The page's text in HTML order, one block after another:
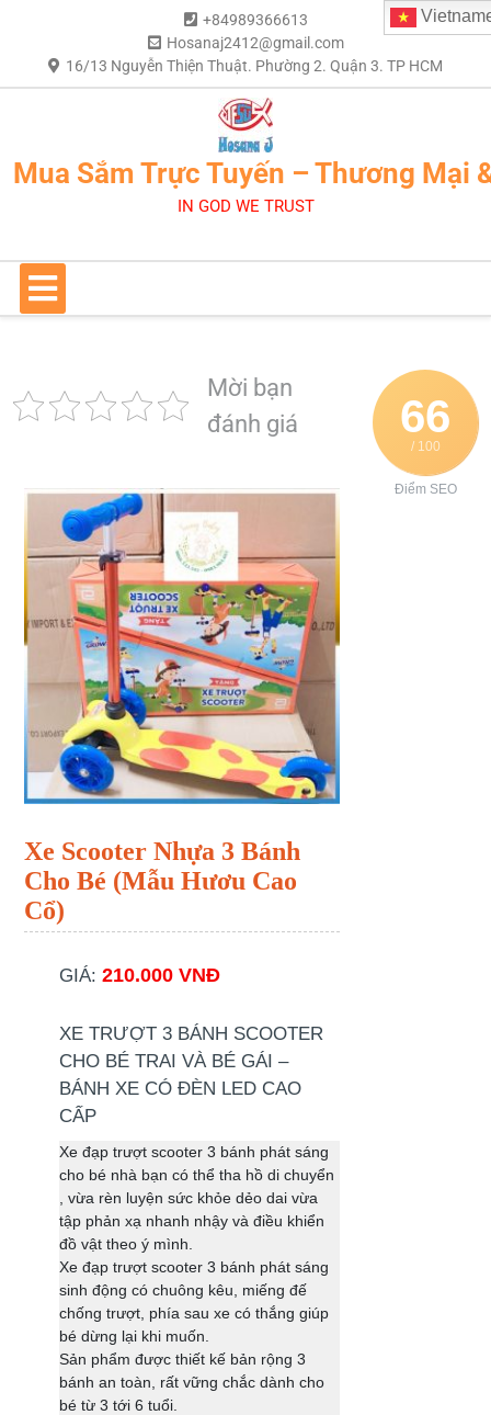
+84989366613
Hosanaj2412@gmail.com
16/13 Nguyễn Thiện Thuật. Phường 2. Quận 3. TP HCM
Mua Sắm Trực Tuyến – Thương Mại
IN GOD WE TRUST
66
/ 100
Điểm SEO
Mời bạn
đánh giá
Xe Scooter Nhựa 3 Bánh
Cho Bé (Mẫu Hươu Cao
Cổ)
GIÁ: 210.000 VNĐ
XE TRƯỢT 3 BÁNH SCOOTER
CHO BÉ TRAI VÀ BÉ GÁI –
BÁNH XE CÓ ĐÈN LED CAO
CẤP
Xe đạp trượt scooter 3 bánh phát sáng
cho bé nhà bạn có thể tha hồ di chuyển
, vừa rèn luyện sức khỏe dẻo dai vừa
tập phản xạ nhanh nhậy và điều khiển
đồ vật theo ý mình.
Xe đạp trượt scooter 3 bánh phát sáng
sinh động có chuông kêu, miếng đế
chống trượt, phía sau xe có thắng giúp
bé dừng lại khi muốn.
Sản phẩm được thiết kế bản rộng 3
bánh an toàn, rất vững chắc dành cho
bé từ 3 tới 6 tuổi.